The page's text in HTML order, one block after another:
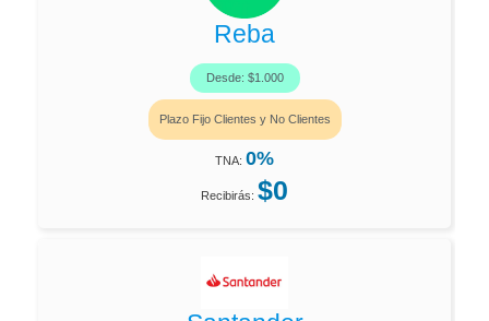
Reba
Desde: $1.000
Plazo Fijo Clientes y No Clientes
TNA: 0%
Recibirás: $0